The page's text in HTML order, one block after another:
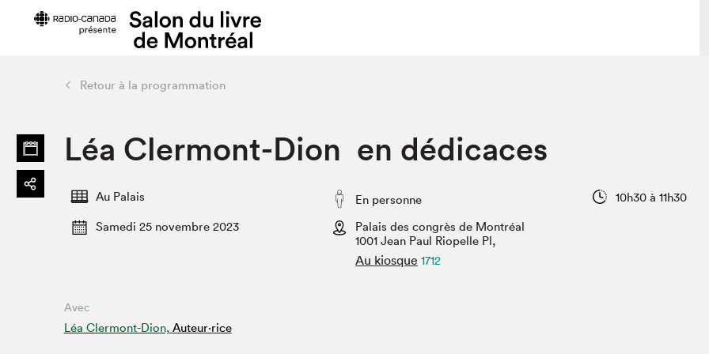
Horaires et tarifs
Se rendre au Salon
Restauration
Programmation
SLM PRO
Liste des exposant·e·s
Liste des auteur·rice·s
Programmation dans la ville
Vidéos et balados
Projets partenaires
Retour à la programmation
Léa Clermont-Dion en dédicaces
Au Palais En personne
10h30 à 11h30
Samedi 25 novembre 2023
Palais des congrès de Montréal
1001 Jean Paul Riopelle Pl,
Au kiosque 1712
Avec
Léa Clermont-Dion, Auteur·rice